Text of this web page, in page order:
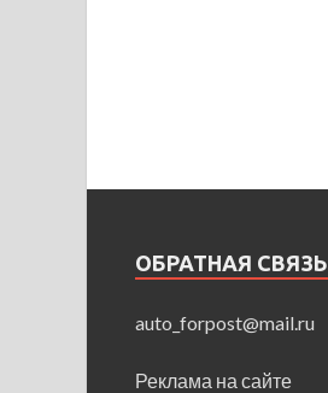
ОБРАТНАЯ СВЯЗЬ
auto_forpost@mail.ru
Реклама на сайте